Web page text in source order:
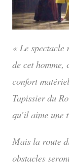
« Le spectacle
de cet
confort
Tapissier du
qu’il aime une
Mais la route
obstacles